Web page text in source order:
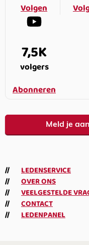
Volgen
7,5K
volgers
Abonneren
Meld je
LEDENSERVICE
OVER ONS
VEELGESTELDE
CONTACT
LEDENPANEL